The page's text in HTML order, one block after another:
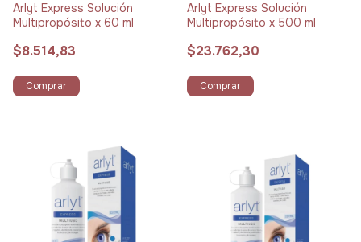
Arlyt Express Solución
Multipropósito x 60 ml
$8.514,83
Comprar
Arlyt Express Solución
Multipropósito x 500 ml
$23.762,30
Comprar